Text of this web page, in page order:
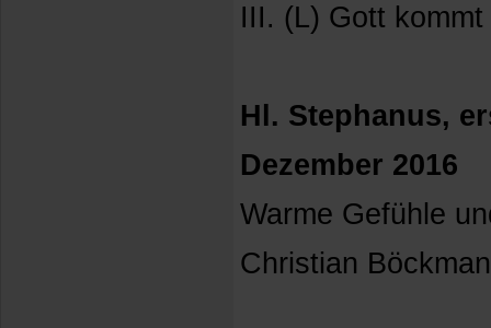
III. (L) Gott
Hl. Stephanus,
Dezember 2016
Warme Gefühle
Christian